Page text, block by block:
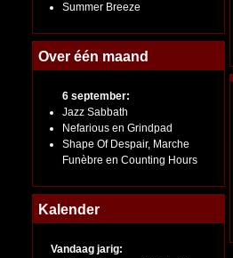
Summer Breeze
Over één maand
6 september:
Jazz Sabbath
Nefarious en Grindpad
Shape Of Despair, Marche
Funèbre en Counting Hours
Kalender
Vandaag jarig: